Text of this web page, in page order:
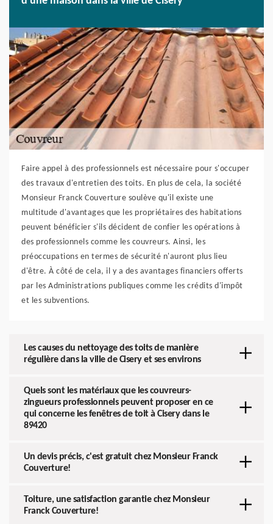
Faire appel à des professionnels est nécessaire pour s'occuper
des travaux d'entretien des toits. En plus de cela, la société
Monsieur Franck Couverture soulève qu'il existe une
multitude d'avantages que les propriétaires des habitations
peuvent bénéficier s'ils décident de confier les opérations à
des professionnels comme les couvreurs. Ainsi, les
préoccupations en termes de sécurité n'auront plus lieu
d'être. À côté de cela, il y a des avantages financiers offerts
par les Administrations publiques comme les crédits d'impôt
et les subventions.
Les causes du nettoyage des toits de manière
régulière dans la ville de Cisery et ses environs
Quels sont les matériaux que les couvreurs-
zingueurs professionnels peuvent proposer en ce
qui concerne les fenêtres de toit à Cisery dans le
89420
Un devis précis, c'est gratuit chez Monsieur Franck
Couverture!
Toiture, une satisfaction garantie chez Monsieur
Franck Couverture!